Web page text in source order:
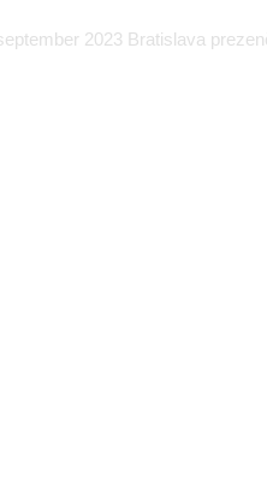
2023 Bratislava